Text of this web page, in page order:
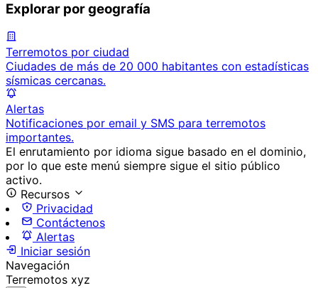
Explorar por geografía
Terremotos por ciudad
Ciudades de más de 20 000 habitantes con estadísticas
sísmicas cercanas.
Alertas
Notificaciones por email y SMS para terremotos
importantes.
El enrutamiento por idioma sigue basado en el dominio,
por lo que este menú siempre sigue el sitio público
activo.
Recursos
Privacidad
Contáctenos
Alertas
Iniciar sesión
Navegación
Terremotos xyz